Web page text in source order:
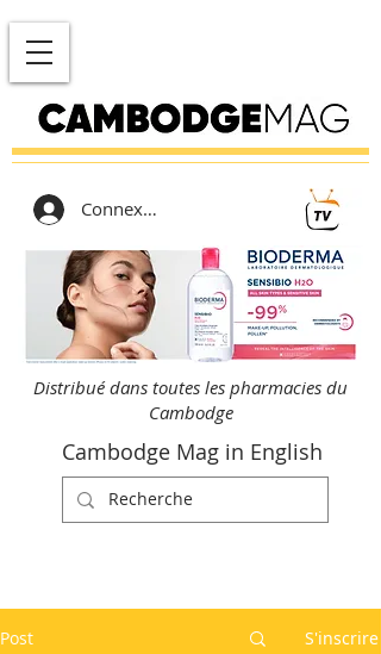
Connexion
Distribué dans toutes les pharmacies du
Cambodge
Cambodge Mag in English
Post S'inscrire